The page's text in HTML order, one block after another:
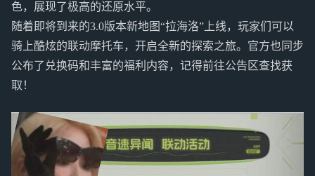
色，展现了极高的还原水平。
随着即将到来的3.0版本新地图“拉海洛”上线，玩家们可以
骑上酷炫的联动摩托车，开启全新的探索之旅。官方也同步
公布了兑换码和丰富的福利内容，记得前往公告区查找获
取！